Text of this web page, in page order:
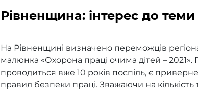
Рівненщина: інтерес до теми
На Рівненщині визначено переможців
малюнка «Охорона праці очима дітей –
проводиться вже 10 років поспіль, є
правил безпеки праці. Зважаючи на кількість